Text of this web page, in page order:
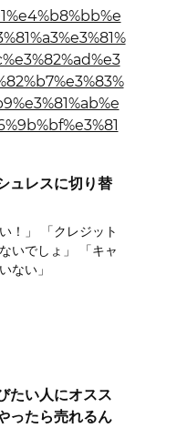
ュレスに切り替
！」 「クレジット
いでしょ」 「キャ
ない」
たい人にオスス
ったら売れるん